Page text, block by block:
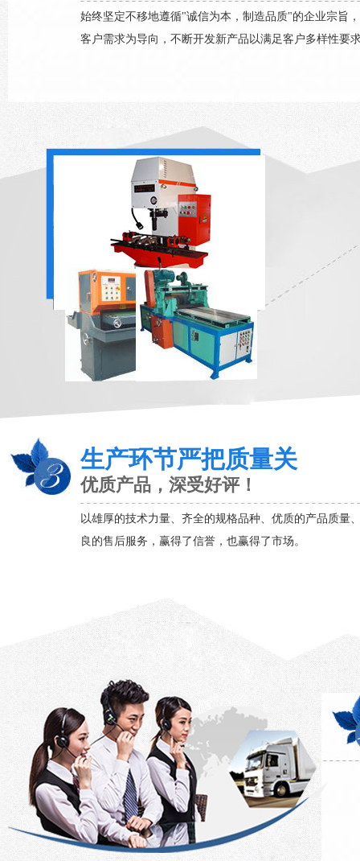
始终坚定不移地遵循"诚信为本，制造品质"的企业宗旨
客户需求为导向，不断开发新产品以满足客户多样性要
生产环节严把质量关
优质产品，深受好评！
以雄厚的技术力量、齐全的规格品种、优质的产品质量
良的售后服务，赢得了信誉，也赢得了市场。